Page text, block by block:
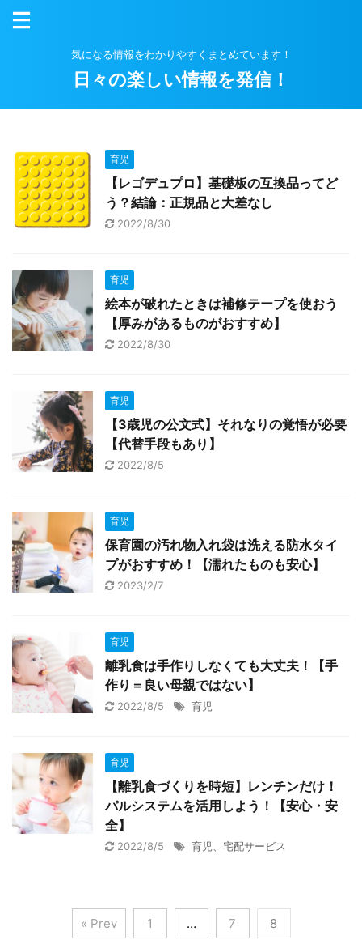
気になる情報をわかりやすくまとめています！
日々の楽しい情報を発信！
育児
【レゴデュプロ】基礎板の互換品ってど
う？結論：正規品と大差なし
2022/8/30
育児
絵本が破れたときは補修テープを使おう
【厚みがあるものがおすすめ】
2022/8/30
育児
【3歳児の公文式】それなりの覚悟が必要
【代替手段もあり】
2022/8/5
育児
保育園の汚れ物入れ袋は洗える防水タイ
プがおすすめ！【濡れたものも安心】
2023/2/7
育児
離乳食は手作りしなくても大丈夫！【手
作り＝良い母親ではない】
2022/8/5 育児
育児
【離乳食づくりを時短】レンチンだけ！
パルシステムを活用しよう！【安心・安
全】
2022/8/5 育児、宅配サービス
« Prev 1 … 7 8